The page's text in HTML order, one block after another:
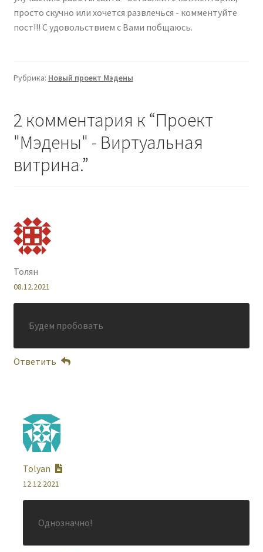
просто скучно или хочется развлечься - комментуйте
пост!!! С удовольствием с Вами побщаюсь.
Рубрика: Новый проект Мэдены
2 комментария к “Проект
"Мэдены" - Виртуальная
витрина.”
Толян
08.12.2021
Будем пробовать
Ответить
Tolyan
12.12.2021
Однозначно!